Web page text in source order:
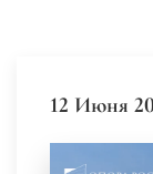
12 Июня